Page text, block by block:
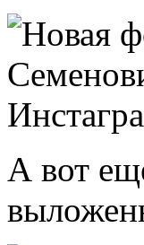
А вот